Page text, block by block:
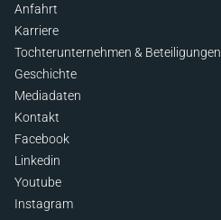
Anfahrt
Karriere
Tochterunternehmen & Beteiligungen
Geschichte
Mediadaten
Kontakt
Facebook
Linkedin
Youtube
Instagram